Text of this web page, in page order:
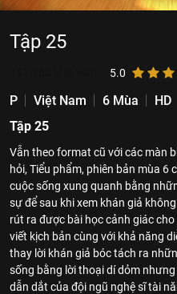
Tập 25
5.0
P Việt Nam 6 Mùa
HD
Tập 25
Vẫn theo format cũ với các màn
hỏi, Tiểu phẩm, phiên bản mùa 6
cuộc sống xung quanh bằng
sự để sau khi xem khán giả
rút ra được bài học cảnh giác
viết kịch bản cùng với khả năng
thay lời khán giả bóc tách ra
sống bằng lời thoại dí dỏm
dẫn dắt của đội ngũ nghệ sĩ tài